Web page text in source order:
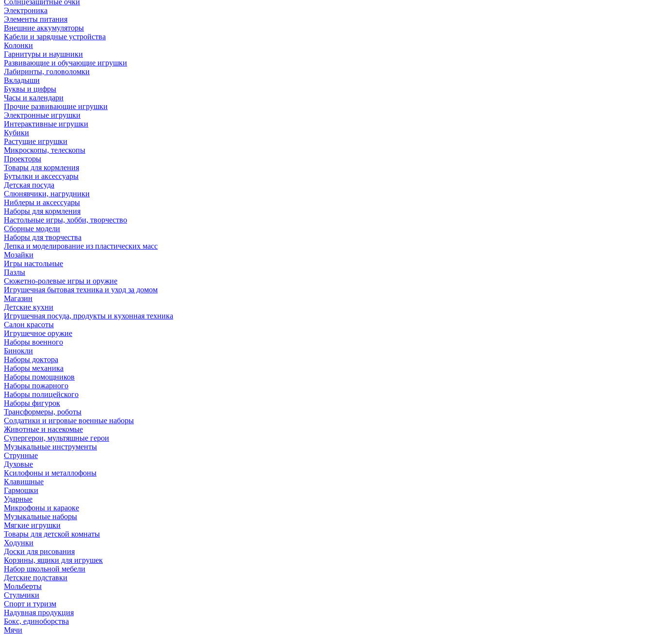
Солнцезащитные очки
Электроника
Элементы питания
Внешние аккумуляторы
Кабели и зарядные устройства
Колонки
Гарнитуры и наушники
Развивающие и обучающие игрушки
Лабиринты, головоломки
Вкладыши
Буквы и цифры
Часы и календари
Прочие развивающие игрушки
Электронные игрушки
Интерактивные игрушки
Кубики
Растущие игрушки
Микроскопы, телескопы
Проекторы
Товары для кормления
Бутылки и аксессуары
Детская посуда
Слюнявчики, нагрудники
Ниблеры и аксессуары
Наборы для кормления
Настольные игры, хобби, творчество
Сборные модели
Наборы для творчества
Лепка и моделирование из пластических масс
Мозайки
Игры настольные
Пазлы
Сюжетно-ролевые игры и оружие
Игрушечная бытовая техника и уход за домом
Магазин
Детские кухни
Игрушечная посуда, продукты и кухонная техника
Салон красоты
Игрушечное оружие
Наборы военного
Бинокли
Наборы доктора
Наборы механика
Наборы помощников
Наборы пожарного
Наборы полицейского
Наборы фигурок
Трансформеры, роботы
Солдатики и игровые военные наборы
Животные и насекомые
Супергерои, мультяшные герои
Музыкальные инструменты
Струнные
Духовые
Ксилофоны и металлофоны
Клавишные
Гармошки
Ударные
Микрофоны и караоке
Музыкальные наборы
Мягкие игрушки
Товары для детской комнаты
Ходунки
Доски для рисования
Корзины, ящики для игрушек
Набор школьной мебели
Детские подставки
Мольберты
Стульчики
Спорт и туризм
Надувная продукция
Бокс, единоборства
Мячи